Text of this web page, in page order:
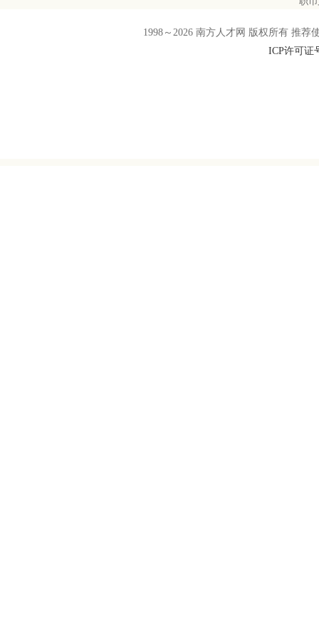
1998～ 2026 南方人才网 版权所有 推荐
ICP许可证